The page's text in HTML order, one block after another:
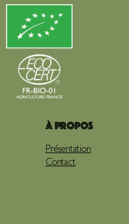
À propos
Présentation
Contact